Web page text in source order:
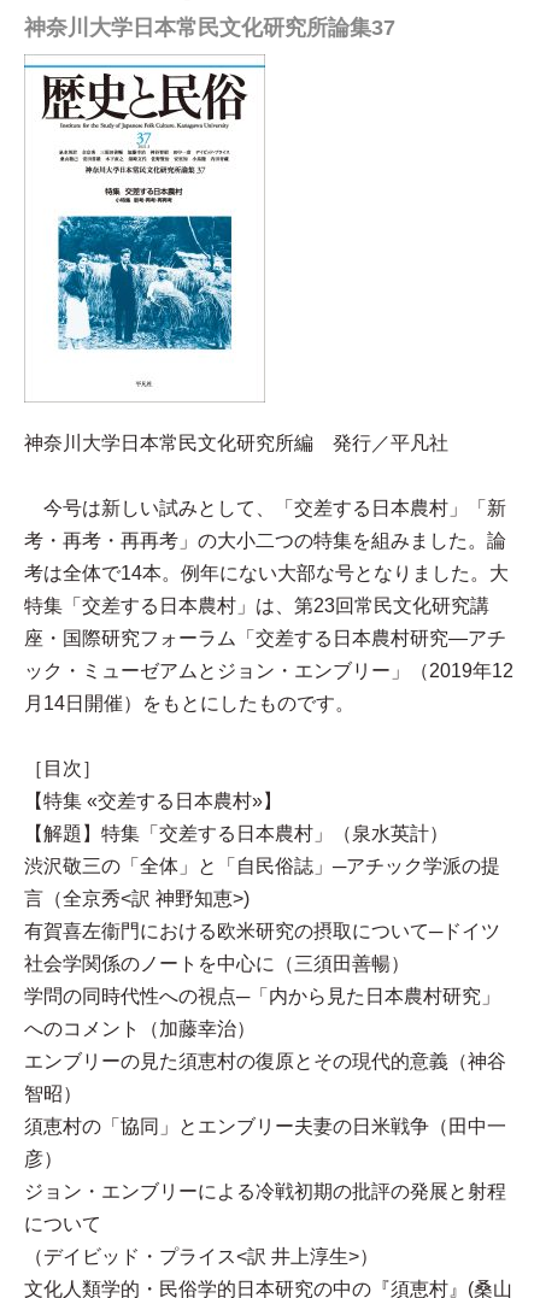
神奈川大学日本常民文化研究所論集37
神奈川大学日本常民文化研究所編 発行／平凡社
今号は新しい試みとして、「交差する日本農村」「新
考・再考・再再考」の大小二つの特集を組みました。論
考は全体で14本。例年にない大部な号となりました。大
特集「交差する日本農村」は、第23回常民文化研究講
座・国際研究フォーラム「交差する日本農村研究—アチ
ック・ミューゼアムとジョン・エンブリー」（2019年12
月14日開催）をもとにしたものです。
［目次］
【特集 «交差する日本農村»】
【解題】特集「交差する日本農村」（泉水英計）
渋沢敬三の「全体」と「自民俗誌」─アチック学派の提
言（全京秀<訳 神野知恵>)
有賀喜左衞門における欧米研究の摂取について─ドイツ
社会学関係のノートを中心に（三須田善暢）
学問の同時代性への視点─「内から見た日本農村研究」
へのコメント（加藤幸治）
エンブリーの見た須恵村の復原とその現代的意義（神谷
智昭）
須恵村の「協同」とエンブリー夫妻の日米戦争（田中一
彦）
ジョン・エンブリーによる冷戦初期の批評の発展と射程
について
（デイビッド・プライス<訳 井上淳生>）
文化人類学的・民俗学的日本研究の中の『須恵村』(桑山